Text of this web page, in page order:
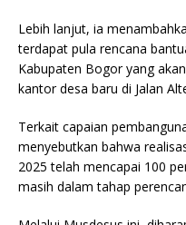
Lebih lanjut, ia
terdapat pula rencana
Kabupaten Bogor yang
kantor desa baru di Jalan
Terkait capaian
menyebutkan bahwa
2025 telah mencapai 100
masih dalam tahap